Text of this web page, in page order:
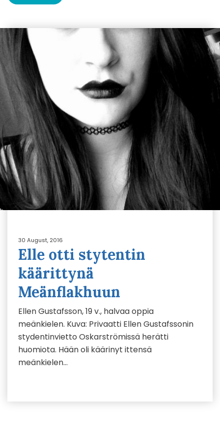
30 August, 2016
Elle otti stytentin
käärittynä
Meänflakhuun
Ellen Gustafsson, 19 v., halvaa oppia
meänkielen. Kuva: Privaatti Ellen Gustafssonin
stydentinvietto Oskarströmissä herätti
huomiota. Hään oli käärinyt ittensä
meänkielen…